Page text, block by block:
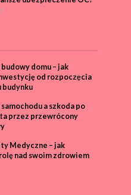
domu – jak
od rozpoczęcia
budynku
a szkoda po
przez przewrócony
Medyczne – jak
nad swoim zdrowiem